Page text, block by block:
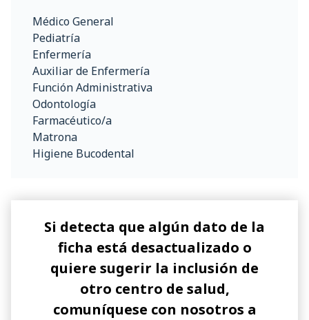
Médico General
Pediatría
Enfermería
Auxiliar de Enfermería
Función Administrativa
Odontología
Farmacéutico/a
Matrona
Higiene Bucodental
Si detecta que algún dato de la
ficha está desactualizado o
quiere sugerir la inclusión de
otro centro de salud,
comuníquese con nosotros a